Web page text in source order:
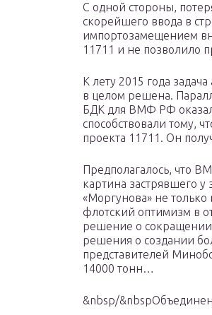
С одной стороны,
скорейшего ввода в
импортозамещением
11711 и не позволило
К лету 2015 года
в целом решена.
БДК для ВМФ РФ
способствовали тому,
проекта 11711. Он
Предполагалось, что
картина застрявшего у
«Моргунова» не
флотский оптимизм в
решение о сокращении
решения о создании
представителей
14000 тонн…
&nbsp/